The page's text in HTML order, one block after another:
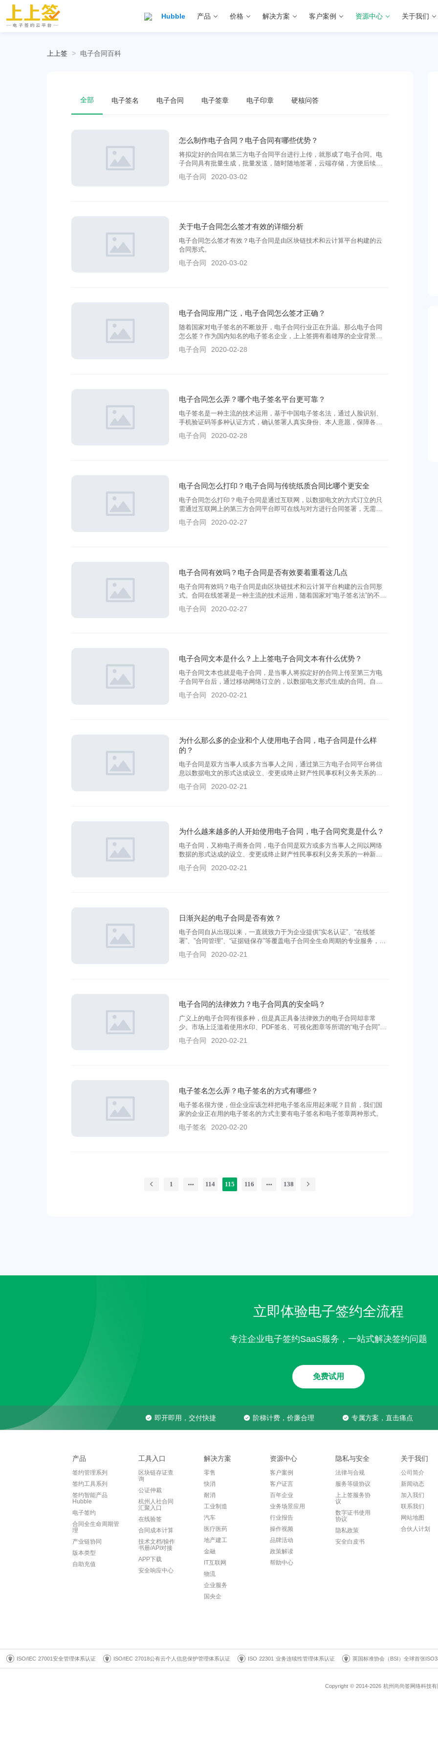
Hubble 产品 价格 解决方案 客户案例 资源中心 关于我们
上上签 > 电子合同百科
全部 电子签名 电子合同 电子签章 电子印章 硬核问答
怎么制作电子合同？电子合同有哪些优势？
将拟定好的合同在第三方电子合同平台进行上传，就形成了电子合同。电
子合同具有批量生成，批量发送，随时随地签署，云端存储，方便后续管
理等优势。
电子合同 2020-03-02
关于电子合同怎么签才有效的详细分析
电子合同怎么签才有效？电子合同是由区块链技术和云计算平台构建的云
合同形式。
电子合同 2020-03-02
电子合同应用广泛，电子合同怎么签才正确？
随着国家对电子签名的不断放开，电子合同行业正在升温。那么电子合同
怎么签？作为国内知名的电子签名企业，上上签拥有着雄厚的企业背景与
技术等，为用户呈现出更加全安全、全面的服务。
电子合同 2020-02-28
电子合同怎么弄？哪个电子签名平台更可靠？
电子签名是一种主流的技术运用，基于中国电子签名法，通过人脸识别、
手机验证码等多种认证方式，确认签署人真实身份、本人意愿，保障各方
利益。电子合同怎么弄？哪个电子签名平台更可靠？
电子合同 2020-02-28
电子合同怎么打印？电子合同与传统纸质合同比哪个更安全
电子合同怎么打印？电子合同是通过互联网，以数据电文的方式订立的只
需通过互联网上的第三方合同平台即可在线与对方进行合同签署，无需快
递、传真等。电子合同目前是最受企业欢迎使用的一种签约方式。
电子合同 2020-02-27
电子合同有效吗？电子合同是否有效要着重看这几点
电子合同有效吗？电子合同是由区块链技术和云计算平台构建的云合同形
式。合同在线签署是一种主流的技术运用，随着国家对“电子签名法”的不断
放开，电子合同行业正在升温。
电子合同 2020-02-27
电子合同文本是什么？上上签电子合同文本有什么优势？
电子合同文本也就是电子合同，是当事人将拟定好的合同上传至第三方电
子合同平台后，通过移动网络订立的，以数据电文形式生成的合同。自成
立以来，上上签凭借显著优势，已经成为第三方电子合同平台中的佼佼
者。
电子合同 2020-02-21
为什么那么多的企业和个人使用电子合同，电子合同是什么样
的？
电子合同是双方当事人或多方当事人之间，通过第三方电子合同平台将信
息以数据电文的形式达成设立、变更或终止财产性民事权利义务关系的一
种协议，无纸化便捷签约是它的最大特点。
电子合同 2020-02-21
为什么越来越多的人开始使用电子合同，电子合同究竟是什么？
电子合同，又称电子商务合同，电子合同是双方或多方当事人之间以网络
数据的形式达成的设立、变更或终止财产性民事权利义务关系的一种新型
协议形式。
电子合同 2020-02-21
日渐兴起的电子合同是否有效？
电子合同自从出现以来，一直就致力于为企业提供“实名认证”、“在线签
署”、”合同管理”、“证据链保存”等覆盖电子合同全生命周期的专业服务，根
据相关法规，具有纸质合同同等法律效力。
电子合同 2020-02-21
电子合同的法律效力？电子合同真的安全吗？
广义上的电子合同有很多种，但是真正具备法律效力的电子合同却非常
少。市场上泛滥着使用水印、PDF签名、可视化图章等所谓的“电子合同”，
但这些都算是临时性的电子合同，统统都不具备法律效力。
电子合同 2020-02-21
电子签名怎么弄？电子签名的方式有哪些？
电子签名很方便，但企业应该怎样把电子签名应用起来呢？目前，我们国
家的企业正在用的电子签名的方式主要有电子签名和电子签章两种形式。
电子签名 2020-02-20
1 114 115 116 138
立即体验电子签约全流程
专注企业电子签约SaaS服务，一站式解决签约问题
免费试用
即开即用，交付快捷 阶梯计费，价廉合理 专属方案，直击痛点
产品
签约管理系列
签约工具系列
签约智能产品
Hubble
电子签约
合同全生命周期管
理
产业链协同
版本类型
自助充值
工具入口
区块链存证查
询
公证仲裁
杭州人社合同
汇聚入口
在线验签
合同成本计算
技术文档/操作
书册/API对接
APP下载
安全响应中心
解决方案
零售
快消
耐消
工业制造
汽车
医疗医药
地产建工
金融
IT互联网
物流
企业服务
国央企
资源中心
客户案例
客户证言
百年企业
业务场景应用
行业报告
操作视频
品牌活动
政策解读
帮助中心
隐私与安全
法律与合规
服务等级协议
上上签服务协
议
数字证书使用
协议
隐私政策
安全白皮书
关于我们
公司简介
新闻动态
加入我们
联系我们
网站地图
合伙人计划
ISO/IEC 27001安全管理体系认证 ISO/IEC 27018公有云个人信息保护管理体系认证 ISO 22301 业务连续性管理体系认证 英国标准协会（BSI）全球首张
Copyright © 2014-2026 杭州尚尚签网络科技